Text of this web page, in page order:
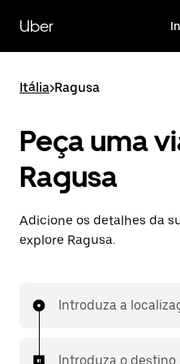
para
conteúdo
Uber
Itália>Ragusa
Peça uma
Ragusa
Adicione os detalhes da
explore Ragusa.
Introduza a
Introduza o destino